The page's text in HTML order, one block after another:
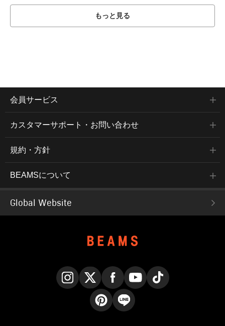
もっと見る
会員サービス
カスタマーサポート・お問い合わせ
規約・方針
BEAMSについて
Global Website